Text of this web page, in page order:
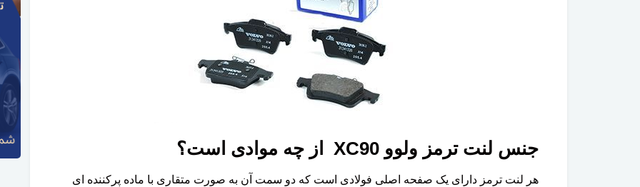
جنس لنت ترمز ولوو XC90 از چه موادی است؟
هر لنت ترمز دارای یک صفحه اصلی فولادی است که دو سمت آن به صورت متقاری با ماده پرکننده ای